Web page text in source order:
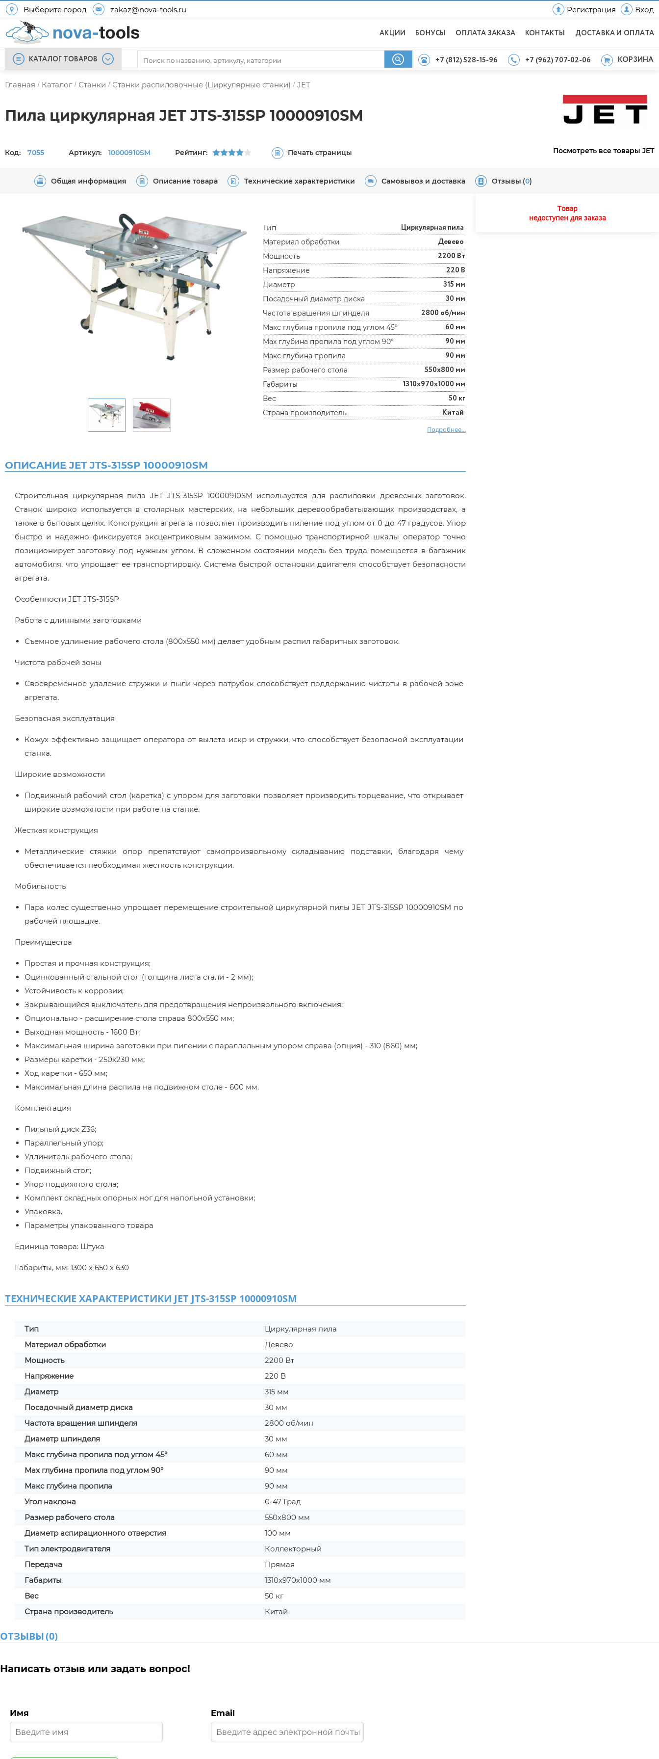
Выберите город zakaz@nova-tools.ru Регистрация Вход
АКЦИИ БОНУСЫ ОПЛАТА ЗАКАЗА КОНТАКТЫ ДОСТАВКА И ОПЛАТА
КАТАЛОГ ТОВАРОВ +7 (812) 528-15-96 +7 (962) 707-02-06 КОРЗИНА
Главная / Каталог / Станки / Станки распиловочные (Циркулярные станки) / JET
Пила циркулярная JET JTS-315SP 10000910SM
Код: 7055 Артикул: 10000910SM Рейтинг: Печать страницы Посмотреть все товары JET
Общая информация Описание товара Технические характеристики Самовывоз и доставка Отзывы (0)
Тип Циркулярная пила
Материал обработки Девево
Мощность 2200 Вт
Напряжение 220 В
Диаметр 315 мм
Посадочный диаметр диска 30 мм
Частота вращения шпинделя 2800 об/мин
Макс глубина пропила под углом 45° 60 мм
Max глубина пропила под углом 90° 90 мм
Макс глубина пропила 90 мм
Размер рабочего стола 550х800 мм
Габариты 1310х970х1000 мм
Вес 50 кг
Страна производитель Китай
Подробнее...
ОПИСАНИЕ JET JTS-315SP 10000910SM
Строительная циркулярная пила JET JTS-315SP 10000910SM используется для распиловки древесных заготовок.
Станок широко используется в столярных мастерских, на небольших деревообрабатывающих производствах, а
также в бытовых целях. Конструкция агрегата позволяет производить пиление под углом от 0 до 47 градусов. Упор
быстро и надежно фиксируется эксцентриковым зажимом. С помощью транспортирной шкалы оператор точно
позиционирует заготовку под нужным углом. В сложенном состоянии модель без труда помещается в багажник
автомобиля, что упрощает ее транспортировку. Система быстрой остановки двигателя способствует безопасности
агрегата.
Особенности JET JTS-315SP
Работа с длинными заготовками
Съемное удлинение рабочего стола (800х550 мм) делает удобным распил габаритных заготовок.
Чистота рабочей зоны
Своевременное удаление стружки и пыли через патрубок способствует поддержанию чистоты в рабочей зоне
агрегата.
Безопасная эксплуатация
Кожух эффективно защищает оператора от вылета искр и стружки, что способствует безопасной эксплуатации
станка.
Широкие возможности
Подвижный рабочий стол (каретка) с упором для заготовки позволяет производить торцевание, что открывает
широкие возможности при работе на станке.
Жесткая конструкция
Металлические стяжки опор препятствуют самопроизвольному складыванию подставки, благодаря чему
обеспечивается необходимая жесткость конструкции.
Мобильность
Пара колес существенно упрощает перемещение строительной циркулярной пилы JET JTS-315SP 10000910SM по
рабочей площадке.
Преимущества
Простая и прочная конструкция;
Оцинкованный стальной стол (толщина листа стали - 2 мм);
Устойчивость к коррозии;
Закрывающийся выключатель для предотвращения непроизвольного включения;
Опционально - расширение стола справа 800х550 мм;
Выходная мощность - 1600 Вт;
Максимальная ширина заготовки при пилении с параллельным упором справа (опция) - 310 (860) мм;
Размеры каретки - 250х230 мм;
Ход каретки - 650 мм;
Максимальная длина распила на подвижном столе - 600 мм.
Комплектация
Пильный диск Z36;
Параллельный упор;
Удлинитель рабочего стола;
Подвижный стол;
Упор подвижного стола;
Комплект складных опорных ног для напольной установки;
Упаковка.
Параметры упакованного товара
Единица товара: Штука
Габариты, мм: 1300 x 650 x 630
ТЕХНИЧЕСКИЕ ХАРАКТЕРИСТИКИ JET JTS-315SP 10000910SM
Тип
Циркулярная пила
Материал обработки
Девево
Мощность
2200 Вт
Напряжение
220 В
Диаметр
315 мм
Посадочный диаметр диска
30 мм
Частота вращения шпинделя
2800 об/мин
Диаметр шпинделя
30 мм
Макс глубина пропила под углом 45°
60 мм
Max глубина пропила под углом 90°
90 мм
Макс глубина пропила
90 мм
Угол наклона
0-47 Град
Размер рабочего стола
550х800 мм
Диаметр аспирационного отверстия
100 мм
Тип электродвигателя
Коллекторный
Передача
Прямая
Габариты
1310х970х1000 мм
Вес
50 кг
Страна производитель
Китай
Товар
недоступен для заказа
ОТЗЫВЫ(0)
Написать отзыв или задать вопрос!
Имя Email